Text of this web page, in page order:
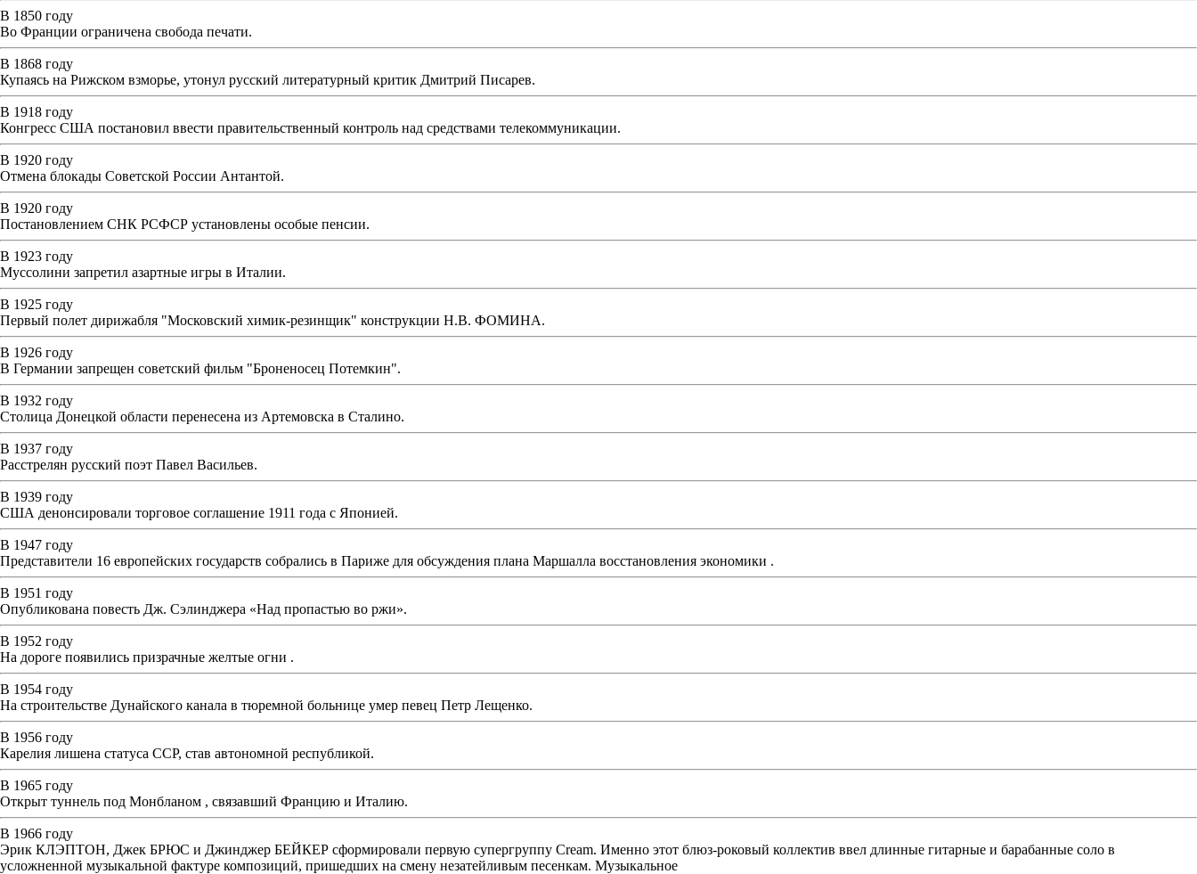
В 1850 году
Во Франции ограничена свобода печати.
В 1868 году
Купаясь на Рижском взморье, утонул русский литературный критик Дмитрий Писарев.
В 1918 году
Конгресс США постановил ввести правительственный контроль над средствами телекоммуникации.
В 1920 году
Отмена блокады Советской России Антантой.
В 1920 году
Постановлением СНК РСФСР установлены особые пенсии.
В 1923 году
Муссолини запретил азартные игры в Италии.
В 1925 году
Первый полет дирижабля "Московский химик-резинщик" конструкции Н.В. ФОМИНА.
В 1926 году
В Германии запрещен советский фильм "Броненосец Потемкин".
В 1932 году
Столица Донецкой области перенесена из Артемовска в Сталино.
В 1937 году
Расстрелян русский поэт Павел Васильев.
В 1939 году
США денонсировали торговое соглашение 1911 года с Японией.
В 1947 году
Представители 16 европейских государств собрались в Париже для обсуждения плана Маршалла восстановления экономики .
В 1951 году
Опубликована повесть Дж. Сэлинджера «Над пропастью во ржи».
В 1952 году
На дороге появились призрачные желтые огни .
В 1954 году
На строительстве Дунайского канала в тюремной больнице умер певец Петр Лещенко.
В 1956 году
Карелия лишена статуса ССР, став автономной республикой.
В 1965 году
Открыт туннель под Монбланом , связавший Францию и Италию.
В 1966 году
Эрик КЛЭПТОН, Джек БРЮС и Джинджер БЕЙКЕР сформировали первую супергруппу Cream. Именно этот блюз-роковый коллектив ввел длинные гитарные и барабанные соло в
усложненной музыкальной фактуре композиций, пришедших на смену незатейливым песенкам. Музыкальное